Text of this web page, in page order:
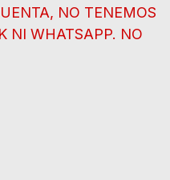
NO TENEMOS
NI WHATSAPP. NO